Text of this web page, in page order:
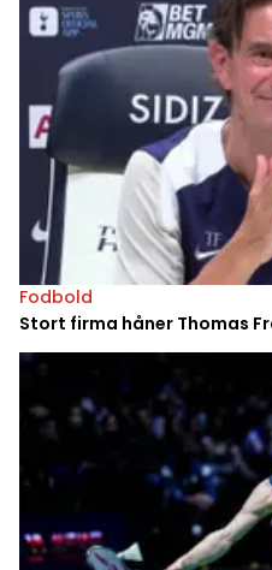
Fodbold
Stort firma håner Thomas